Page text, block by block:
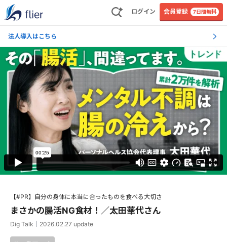
ログイン 会員登録 7日間無料
法人導入はこちら
【#PR】自分の身体に本当に合ったものを食べる大切さ
まさかの腸活NG食材！／太田華代さん
Dig Talk 2026.02.27 update